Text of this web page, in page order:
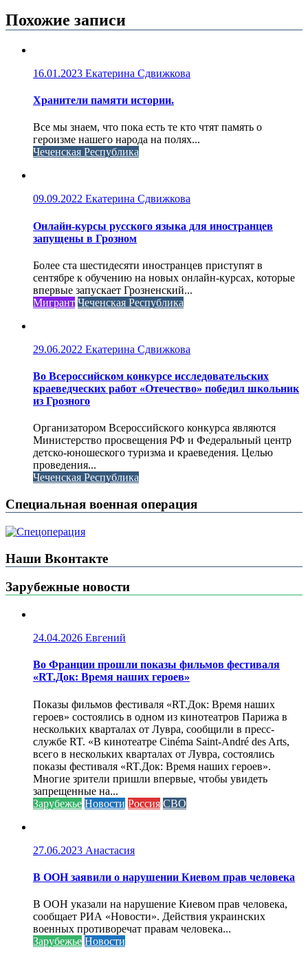
Похожие записи
16.01.2023 Екатерина Сдвижкова
Хранители памяти истории.
Все мы знаем, что пока есть те кто чтят память о
героизме нашего народа на полях...
Чеченская Республика
09.09.2022 Екатерина Сдвижкова
Онлайн-курсы русского языка для иностранцев
запущены в Грозном
Более ста шестидесяти иностранцев приступят в
сентябре к обучению на новых онлайн-курсах, которые
впервые запускает Грозненский...
Мигрант Чеченская Республика
29.06.2022 Екатерина Сдвижкова
Во Всероссийском конкурсе исследовательских
краеведческих работ «Отечество» победил школьник
из Грозного
Организатором Всероссийского конкурса являются
Министерство просвещения РФ и Федеральный центр
детско-юношеского туризма и краеведения. Целью
проведения...
Чеченская Республика
Специальная военная операция
Наши Вконтакте
Зарубежные новости
24.04.2026 Евгений
Во Франции прошли показы фильмов фестиваля
«RT.Док: Время наших героев»
Показы фильмов фестиваля «RT.Док: Время наших
героев» состоялись в одном из кинотеатров Парижа в
нескольких кварталах от Лувра, сообщили в пресс-
службе RT. «В кинотеатре Cinéma Saint-André des Arts,
всего в нескольких кварталах от Лувра, состоялись
показы фестиваля «RT.Док: Время наших героев».
Многие зрители пришли впервые, чтобы увидеть
запрещенные на...
Зарубежье Новости Россия СВО
27.06.2023 Анастасия
В ООН заявили о нарушении Киевом прав человека
В ООН указали на нарушение Киевом прав человека,
сообщает РИА «Новости». Действия украинских
военных противоречат правам человека...
Зарубежье Новости